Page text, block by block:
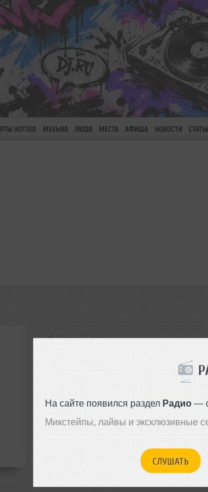
На сайте появился раздел Радио—
Микстейпы, лайвы и эксклюзивные
СЛУШАТЬ
HOT100 МУЗЫКА ЛЮДИ МЕСТА АФИША НОВОСТИ
Украина, Киев